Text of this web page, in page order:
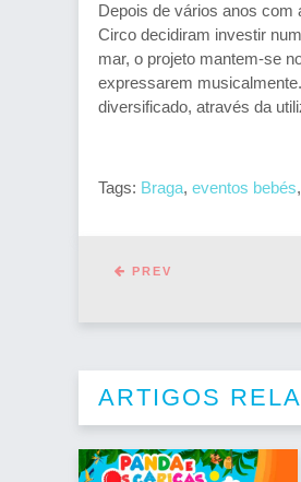
Depois de vários anos com
Circo decidiram investir
mar, o projeto mantem-se
expressarem
diversificado, através da
Tags: Braga, eventos bebés,
PREV
ARTIGOS